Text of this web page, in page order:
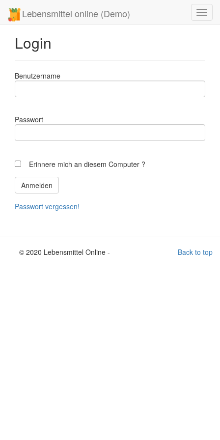
Lebensmittel online (Demo)
Login
Benutzername
Passwort
Erinnere mich an diesem Computer ?
Passwort vergessen!
Back to top
© 2020 Lebensmittel Online -